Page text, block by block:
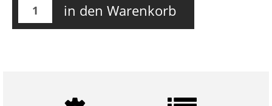
in den Warenkorb